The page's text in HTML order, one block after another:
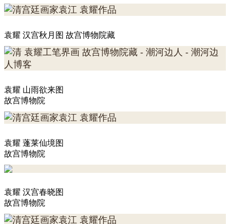
袁耀 汉宫秋月图 故宫博物院藏
袁耀 山雨欲来图
故宫博物院
袁耀 蓬莱仙境图
故宫博物院
袁耀 汉宫春晓图
故宫博物院